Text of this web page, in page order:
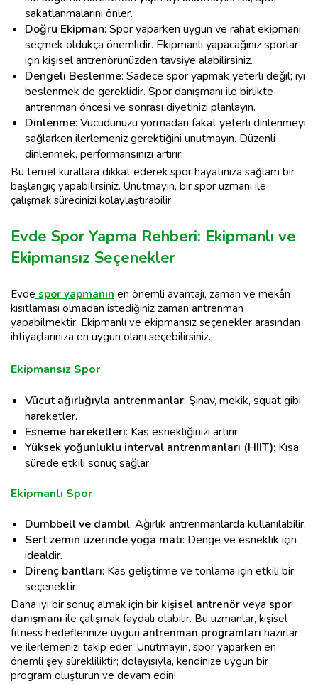
sakatlanmalarını önler.
Doğru Ekipman: Spor yaparken uygun ve rahat ekipmanı
seçmek oldukça önemlidir. Ekipmanlı yapacağınız sporlar
için kişisel antrenörünüzden tavsiye alabilirsiniz.
Dengeli Beslenme: Sadece spor yapmak yeterli değil; iyi
beslenmek de gereklidir. Spor danışmanı ile birlikte
antrenman öncesi ve sonrası diyetinizi planlayın.
Dinlenme: Vücudunuzu yormadan fakat yeterli dinlenmeyi
sağlarken ilerlemeniz gerektiğini unutmayın. Düzenli
dinlenmek, performansınızı artırır.
Bu temel kurallara dikkat ederek spor hayatınıza sağlam bir
başlangıç yapabilirsiniz. Unutmayın, bir spor uzmanı ile
çalışmak sürecinizi kolaylaştırabilir.
Evde Spor Yapma Rehberi: Ekipmanlı ve
Ekipmansız Seçenekler
Evde spor yapmanın en önemli avantajı, zaman ve mekân
kısıtlaması olmadan istediğiniz zaman antrenman
yapabilmektir. Ekipmanlı ve ekipmansız seçenekler arasından
ihtiyaçlarınıza en uygun olanı seçebilirsiniz.
Ekipmansız Spor
Vücut ağırlığıyla antrenmanlar: Şınav, mekik, squat gibi
hareketler.
Esneme hareketleri: Kas esnekliğinizi artırır.
Yüksek yoğunluklu interval antrenmanları (HIIT): Kısa
sürede etkili sonuç sağlar.
Ekipmanlı Spor
Dumbbell ve dambıl: Ağırlık antrenmanlarda kullanılabilir.
Sert zemin üzerinde yoga matı: Denge ve esneklik için
idealdir.
Direnç bantları: Kas geliştirme ve tonlama için etkili bir
seçenektir.
Daha iyi bir sonuç almak için bir kişisel antrenör veya spor
danışmanı ile çalışmak faydalı olabilir. Bu uzmanlar, kişisel
fitness hedeflerinize uygun antrenman programları hazırlar
ve ilerlemenizi takip eder. Unutmayın, spor yaparken en
önemli şey sürekliliktir; dolayısıyla, kendinize uygun bir
program oluşturun ve devam edin!